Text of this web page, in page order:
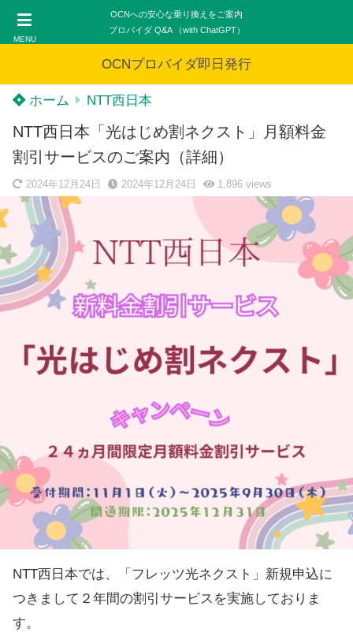
MENU
OCNへの安心な乗り換えをご案内
プロバイダ Q&A （with ChatGPT）
OCNプロバイダ即日発行
ホーム NTT西日本
NTT西日本「光はじめ割ネクスト」月額料金
割引サービスのご案内（詳細）
2024年12月24日 2024年12月24日 1,896views
NTT西日本では、「フレッツ光ネクスト」新規申込に
つきまして２年間の割引サービスを実施しておりま
す。